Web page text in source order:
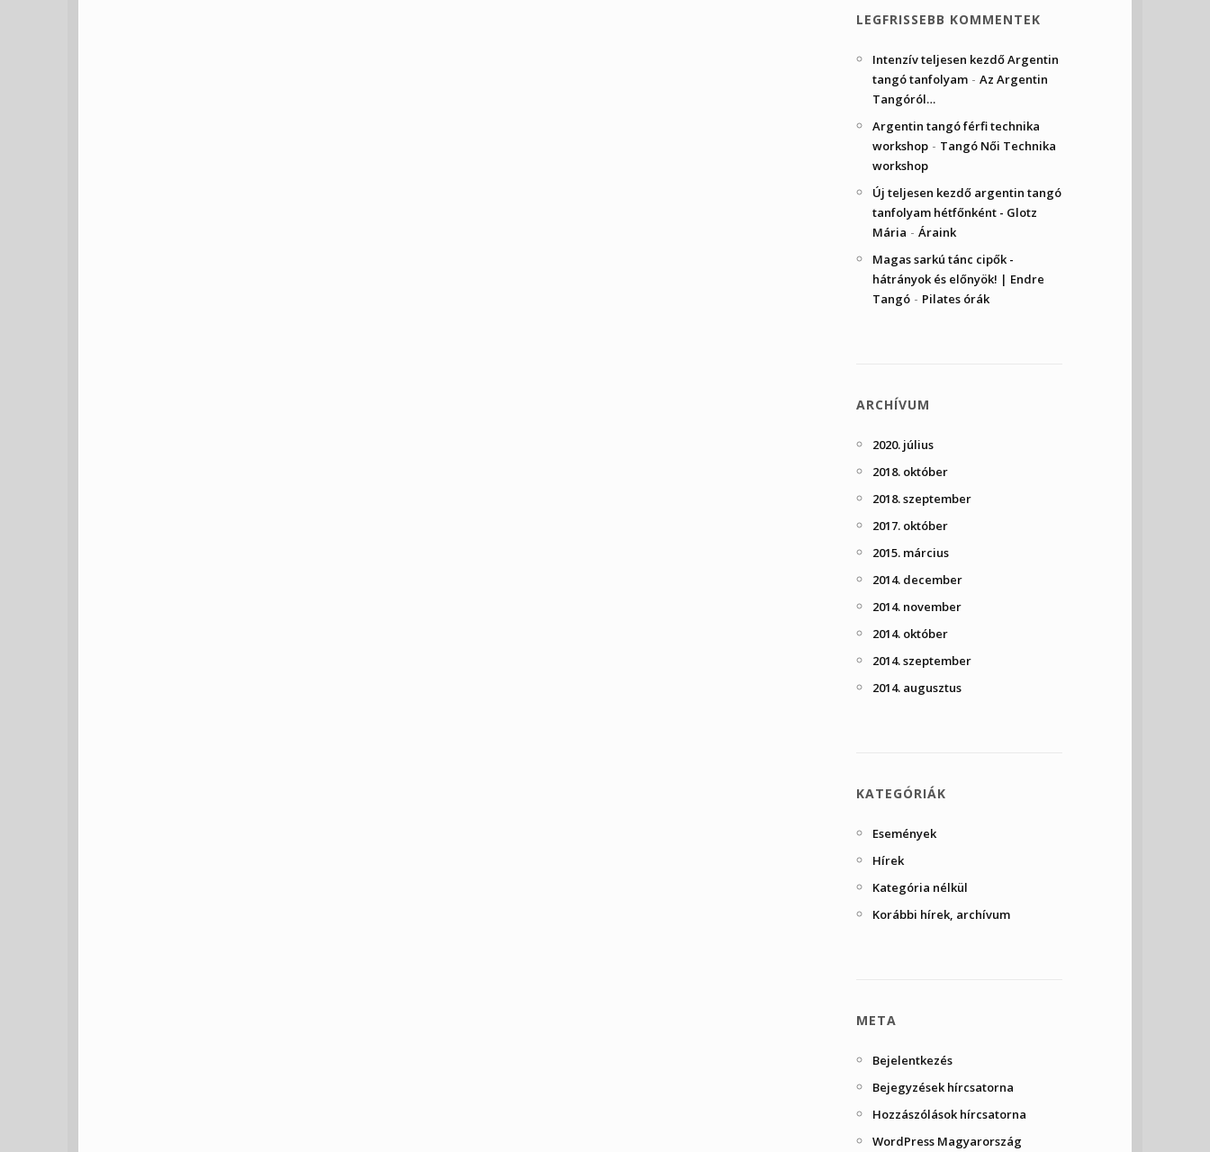
LEGFRISSEBB KOMMENTEK
Intenzív teljesen kezdő Argentin
tangó tanfolyam -Az Argentin
Tangóról…
Argentin tangó férfi technika
workshop - Tangó Női Technika
workshop
Új teljesen kezdő argentin tangó
tanfolyam hétfőnként - Glotz
Mária -Áraink
Magas sarkú tánc cipők -
hátrányok és előnyök! | Endre
Tangó - Pilates órák
ARCHÍVUM
2020. július
2018. október
2018. szeptember
2017. október
2015. március
2014. december
2014. november
2014. október
2014. szeptember
2014. augusztus
KATEGÓRIÁK
Események
Hírek
Kategória nélkül
Korábbi hírek, archívum
META
Bejelentkezés
Bejegyzések hírcsatorna
Hozzászólások hírcsatorna
WordPress Magyarország